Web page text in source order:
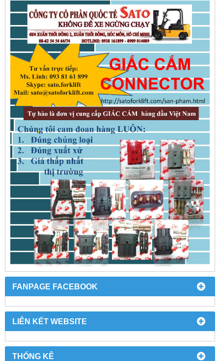
FANPAGE FACEBOOK
LIÊN KẾT WEBSITE
THỐNG KÊ